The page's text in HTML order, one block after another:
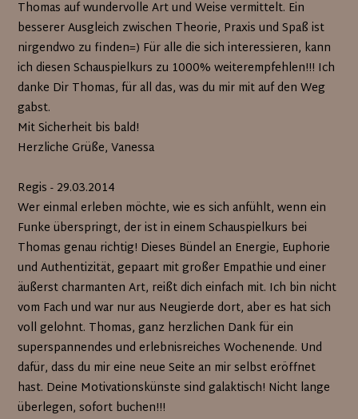
Thomas auf wundervolle Art und Weise vermittelt. Ein
besserer Ausgleich zwischen Theorie, Praxis und Spaß ist
nirgendwo zu finden=) Für alle die sich interessieren, kann
ich diesen Schauspielkurs zu 1000% weiterempfehlen!!! Ich
danke Dir Thomas, für all das, was du mir mit auf den Weg
gabst.
Mit Sicherheit bis bald!
Herzliche Grüße, Vanessa
Regis - 29.03.2014
Wer einmal erleben möchte, wie es sich anfühlt, wenn ein
Funke überspringt, der ist in einem Schauspielkurs bei
Thomas genau richtig! Dieses Bündel an Energie, Euphorie
und Authentizität, gepaart mit großer Empathie und einer
äußerst charmanten Art, reißt dich einfach mit. Ich bin nicht
vom Fach und war nur aus Neugierde dort, aber es hat sich
voll gelohnt. Thomas, ganz herzlichen Dank für ein
superspannendes und erlebnisreiches Wochenende. Und
dafür, dass du mir eine neue Seite an mir selbst eröffnet
hast. Deine Motivationskünste sind galaktisch! Nicht lange
überlegen, sofort buchen!!!